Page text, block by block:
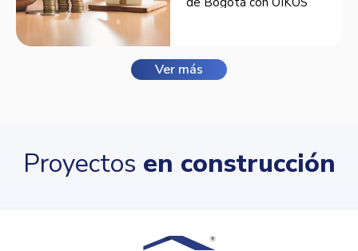
Ver más
Proyectos en construcción